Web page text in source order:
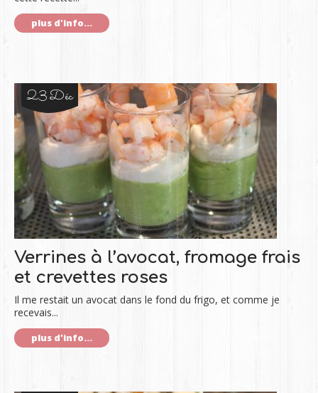
plus d'info...
23 Déc
Verrines à l’avocat, fromage frais
et crevettes roses
Il me restait un avocat dans le fond du frigo, et comme je
recevais...
plus d'info...